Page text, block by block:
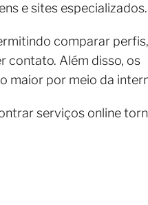
e sites especializados.
comparar
contato. Além disso, os
maior por meio da
serviços online